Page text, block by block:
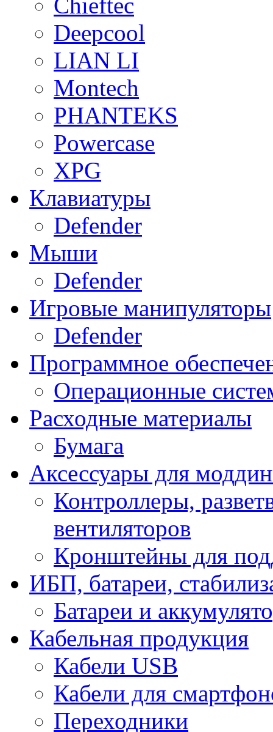
Chieftec
Deepcool
LIAN LI
Montech
PHANTEKS
Powercase
XPG
Клавиатуры
Defender
Мыши
Defender
Игровые манипуляторы
Defender
Программное
Операционные
Расходные материалы
Бумага
Аксессуары для
Контроллеры,
вентиляторов
Кронштейны для
ИБП, батареи,
Батареи и
Кабельная продукция
Кабели USB
Кабели для
Переходники